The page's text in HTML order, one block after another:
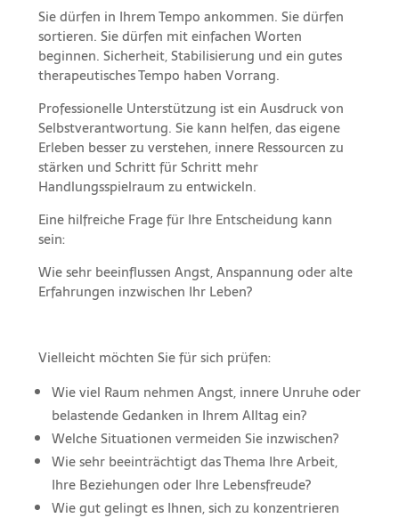
Sie dürfen in Ihrem Tempo ankommen. Sie dürfen
sortieren. Sie dürfen mit einfachen Worten
beginnen. Sicherheit, Stabilisierung und ein gutes
therapeutisches Tempo haben Vorrang.
Professionelle Unterstützung ist ein Ausdruck von
Selbstverantwortung. Sie kann helfen, das eigene
Erleben besser zu verstehen, innere Ressourcen zu
stärken und Schritt für Schritt mehr
Handlungsspielraum zu entwickeln.
Eine hilfreiche Frage für Ihre Entscheidung kann
sein:
Wie sehr beeinflussen Angst, Anspannung oder alte
Erfahrungen inzwischen Ihr Leben?
Vielleicht möchten Sie für sich prüfen:
Wie viel Raum nehmen Angst, innere Unruhe oder
belastende Gedanken in Ihrem Alltag ein?
Welche Situationen vermeiden Sie inzwischen?
Wie sehr beeinträchtigt das Thema Ihre Arbeit,
Ihre Beziehungen oder Ihre Lebensfreude?
Wie gut gelingt es Ihnen, sich zu konzentrieren